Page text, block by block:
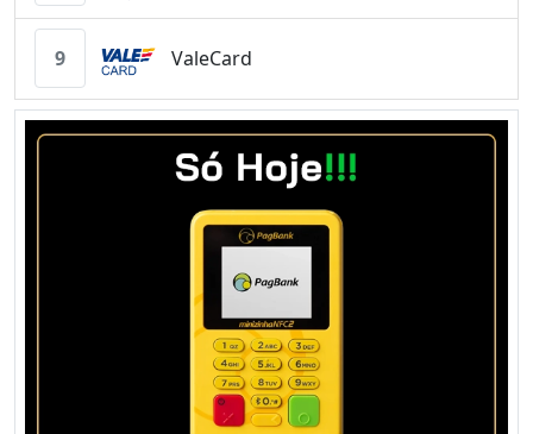
9 ValeCard